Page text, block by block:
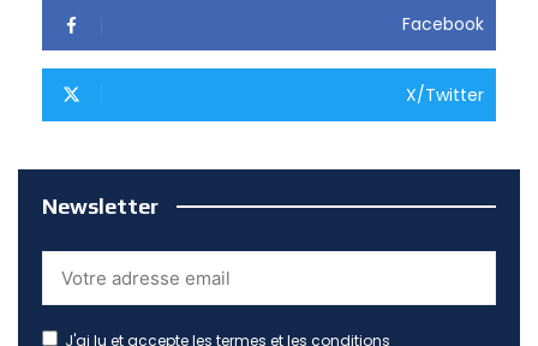
Facebook
X/Twitter
Newsletter
J'ai lu et accepte les termes et les conditions